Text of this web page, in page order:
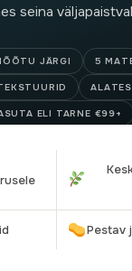
seina
JÄRGI 5
ELI TARNE €99+
Pestav